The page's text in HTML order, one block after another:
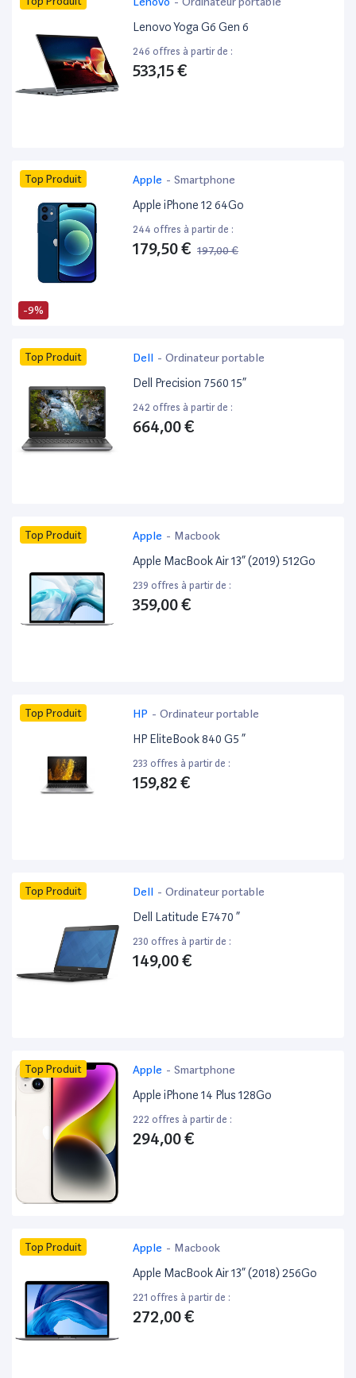
Lenovo Yoga G6 Gen 6
246 offres à partir de :
533,15 €
-9%
Top Produit Apple - Smartphone
Apple iPhone 12 64Go
244 offres à partir de :
179,50 € 197,00 €
Top Produit Dell - Ordinateur portable
Dell Precision 7560 15”
242 offres à partir de :
664,00 €
Top Produit Apple - Macbook
Apple MacBook Air 13” (2019) 512Go
239 offres à partir de :
359,00 €
Top Produit HP - Ordinateur portable
HP EliteBook 840 G5 ”
233 offres à partir de :
159,82 €
Top Produit Dell - Ordinateur portable
Dell Latitude E7470 ”
230 offres à partir de :
149,00 €
Top Produit Apple - Smartphone
Apple iPhone 14 Plus 128Go
222 offres à partir de :
294,00 €
Top Produit Apple - Macbook
Apple MacBook Air 13” (2018) 256Go
221 offres à partir de :
272,00 €